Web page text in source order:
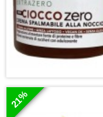
speciale.
21%